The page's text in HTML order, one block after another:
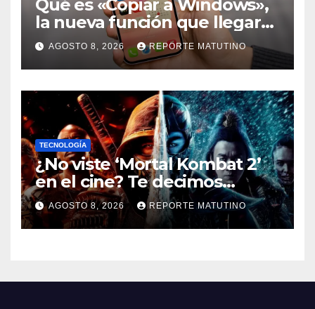
Qué es «Copiar a Windows»,
la nueva función que llegará
al iPhone solo para Europa
AGOSTO 8, 2026 REPORTE MATUTINO
TECNOLOGÍA
¿No viste ‘Mortal Kombat 2’
en el cine? Te decimos
dónde verla en streaming
ahora mismo y te damos tres
razones para hacerlo
AGOSTO 8, 2026 REPORTE MATUTINO